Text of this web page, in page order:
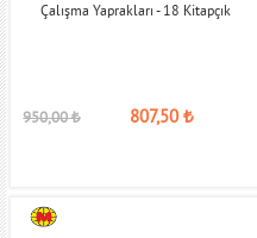
Çalışma Yaprakları - 18 Kitapçık
950,00₺ 807,50₺